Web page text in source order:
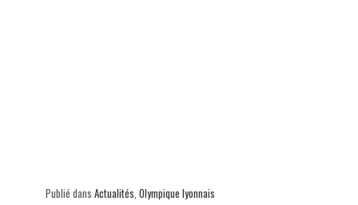
Publié dans Actualités Olympique lyonnais